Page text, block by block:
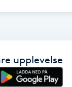
upplevelse